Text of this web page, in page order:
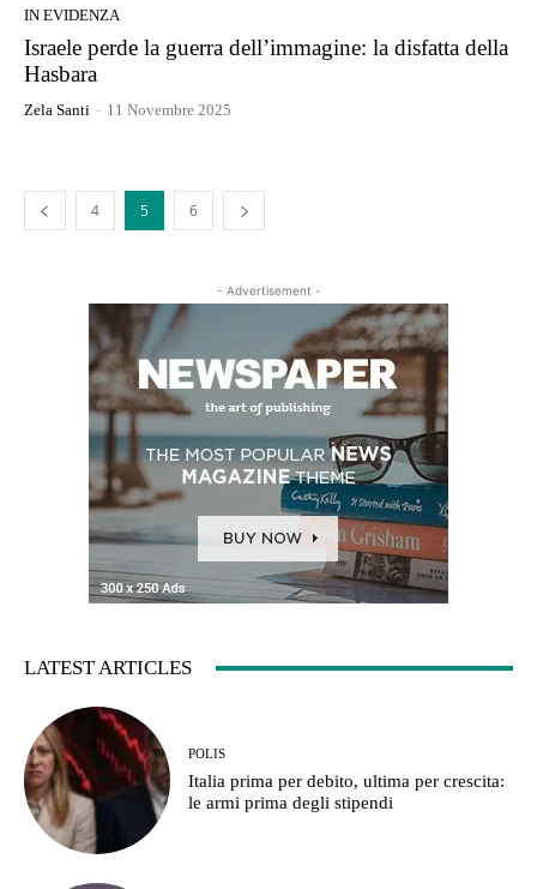
IN EVIDENZA
Israele perde la guerra dell’immagine: la disfatta della
Hasbara
Zela Santi - 11 Novembre 2025
4 5 6
- Advertisement -
LATEST ARTICLES
POLIS
Italia prima per debito, ultima per crescita:
le armi prima degli stipendi